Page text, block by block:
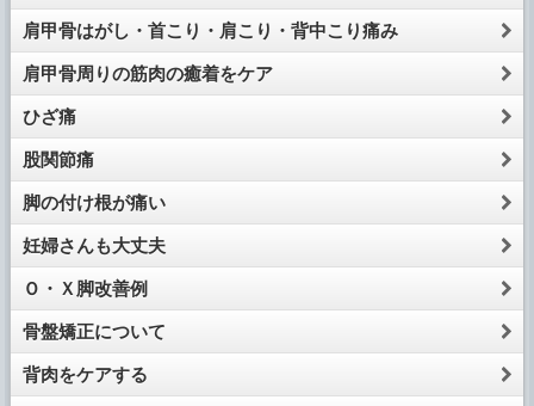
肩甲骨はがし・首こり・肩こり・背中こり痛み
肩甲骨周りの筋肉の癒着をケア
ひざ痛
股関節痛
脚の付け根が痛い
妊婦さんも大丈夫
Ｏ・Ｘ脚改善例
骨盤矯正について
背肉をケアする